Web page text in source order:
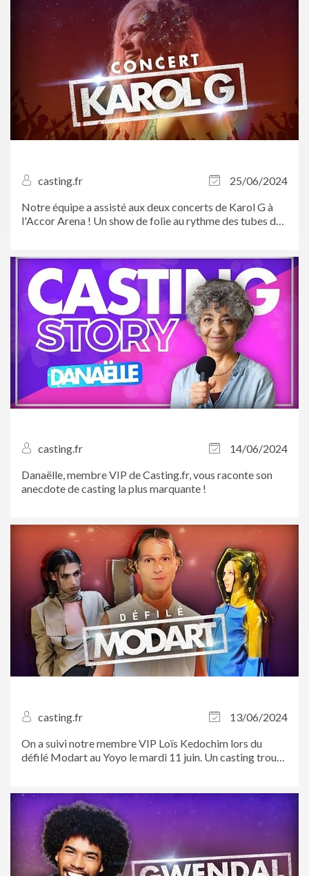
casting.fr
25/06/2024
Notre équipe a assisté aux deux concerts de Karol G à
l'Accor Arena ! Un show de folie au rythme des tubes de
l’occasion.
casting.fr
14/06/2024
Danaëlle, membre VIP de Casting.fr, vous raconte son
anecdote de casting la plus marquante !
casting.fr
13/06/2024
On a suivi notre membre VIP Loïs Kedochim lors du
défilé Modart au Yoyo le mardi 11 juin. Un casting trouvé